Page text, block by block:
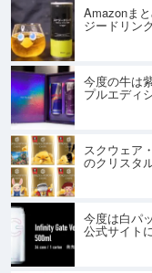
Amazonま
ジードリン
今度の牛は
プルエディ
スクウェア
のクリスタ
今度は白パ
公式サイト